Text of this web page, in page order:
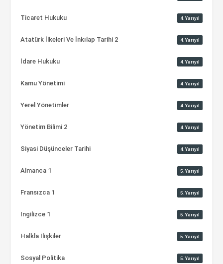
Ticaret Hukuku 4.Yarıyıl
Atatürk İlkeleri Ve İnkılap Tarihi 2 4.Yarıyıl
İdare Hukuku 4.Yarıyıl
Kamu Yönetimi 4.Yarıyıl
Yerel Yönetimler 4.Yarıyıl
Yönetim Bilimi 2 4.Yarıyıl
Siyasi Düşünceler Tarihi 4.Yarıyıl
Almanca 1 5.Yarıyıl
Fransızca 1 5.Yarıyıl
Ingilizce 1 5.Yarıyıl
Halkla İlişkiler 5.Yarıyıl
Sosyal Politika 5.Yarıyıl